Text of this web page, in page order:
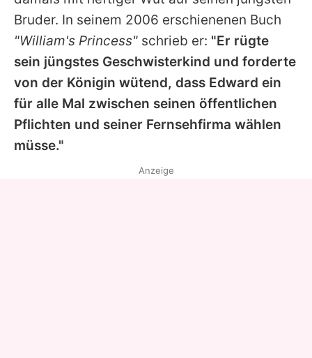
Bruder. In seinem 2006 erschienenen Buch
"William's Princess" schrieb er: "Er rügte
sein jüngstes Geschwisterkind und forderte
von der Königin wütend, dass Edward ein
für alle Mal zwischen seinen öffentlichen
Pflichten und seiner Fernsehfirma wählen
müsse."
Anzeige